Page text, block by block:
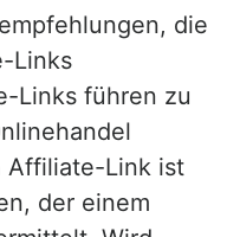
die
Links
Links führen zu
Affiliate-Link ist
der einem